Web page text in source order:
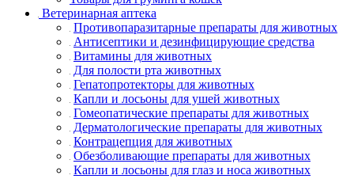
Ветеринарная аптека
Противопаразитарные препараты для животных
Антисептики и дезинфицирующие средства
Витамины для животных
Для полости рта животных
Гепатопротекторы для животных
Капли и лосьоны для ушей животных
Гомеопатические препараты для животных
Дерматологические препараты для животных
Контрацепция для животных
Обезболивающие препараты для животных
Капли и лосьоны для глаз и носа животных